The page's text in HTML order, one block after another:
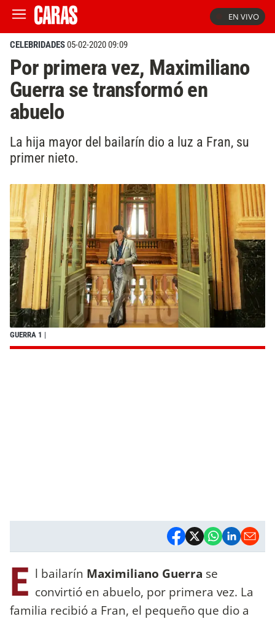
EN VIVO
CELEBRIDADES05-02-2020 09:09
Por primera vez, Maximiliano
Guerra se transformó en
abuelo
La hija mayor del bailarín dio a luz a Fran, su
primer nieto.
GUERRA 1 |
E l bailarín Maximiliano Guerra se
convirtió en abuelo, por primera vez. La
familia recibió a Fran, el pequeño que dio a